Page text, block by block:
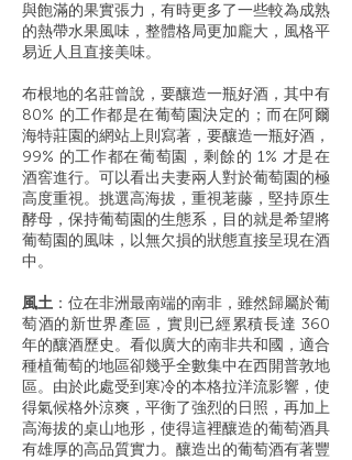
與飽滿的果實張力，有時更多了一些較為成熟
的熱帶水果風味，整體格局更加龐大，風格平
易近人且直接美味。
布根地的名莊曾說，要釀造一瓶好酒，其中有
80% 的工作都是在葡萄園決定的；而在阿爾
海特莊園的網站上則寫著，要釀造一瓶好酒，
99% 的工作都在葡萄園，剩餘的 1% 才是在
酒窖進行。可以看出夫妻兩人對於葡萄園的極
高度重視。挑選高海拔，重視荖藤，堅持原生
酵母，保持葡萄園的生態系，目的就是希望將
葡萄園的風味，以無欠損的狀態直接呈現在酒
中。
風土 ：位在非洲最南端的南非，雖然歸屬於葡
萄酒的新世界產區，實則已經累積長達 360
年的釀酒歷史。看似廣大的南非共和國，適合
種植葡萄的地區卻幾乎全數集中在西開普敦地
區。由於此處受到寒冷的本格拉洋流影響，使
得氣候格外涼爽，平衡了強烈的日照，再加上
高海拔的桌山地形，使得這裡釀造的葡萄酒具
有雄厚的高品質實力。釀造出的葡萄酒有著豐